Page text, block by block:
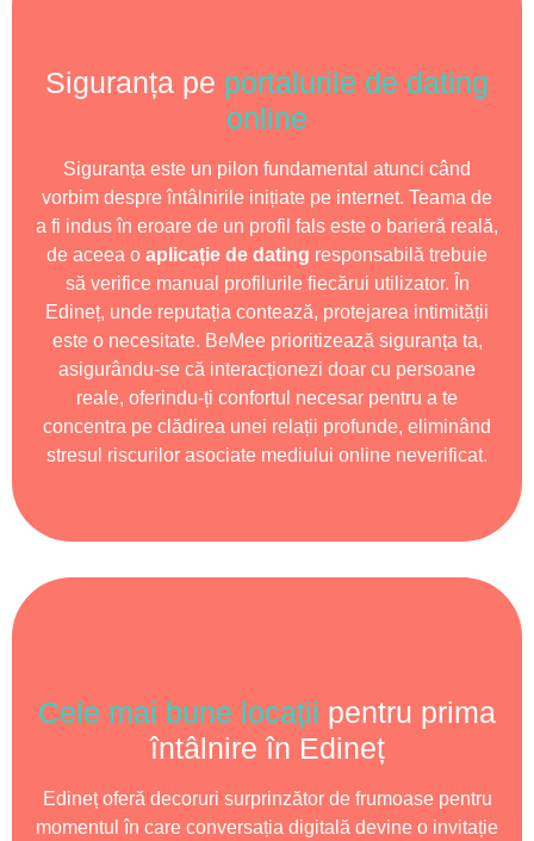
Siguranța pe portalurile de dating
online
Siguranța este un pilon fundamental atunci când
vorbim despre întâlnirile inițiate pe internet. Teama de
a fi indus în eroare de un profil fals este o barieră reală,
de aceea o aplicație de dating responsabilă trebuie
să verifice manual profilurile fiecărui utilizator. În
Edineț, unde reputația contează, protejarea intimității
este o necesitate. BeMee prioritizează siguranța ta,
asigurându-se că interacționezi doar cu persoane
reale, oferindu-ți confortul necesar pentru a te
concentra pe clădirea unei relații profunde, eliminând
stresul riscurilor asociate mediului online neverificat.
Cele mai bune locații pentru prima
întâlnire în Edineț
Edineț oferă decoruri surprinzător de frumoase pentru
momentul în care conversația digitală devine o invitație